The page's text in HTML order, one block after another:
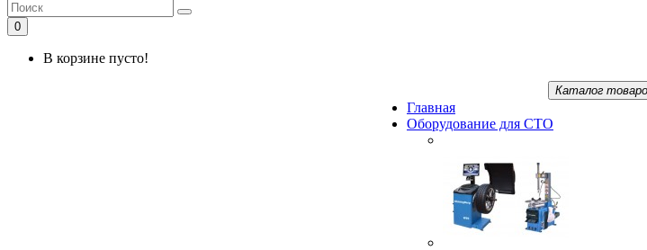
0
В корзине пусто!
Каталог
Главная
Oбopудoвaниe для CTO